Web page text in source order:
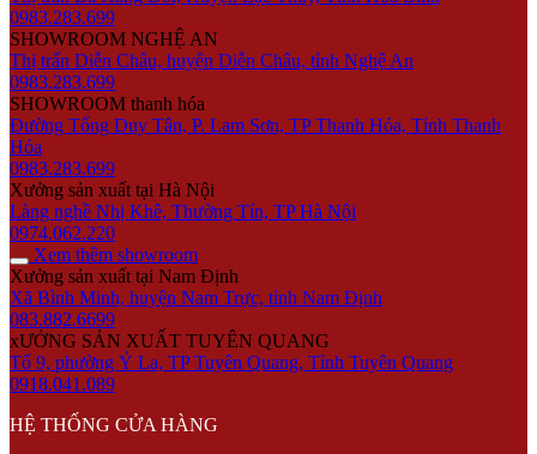
0983.283.699
SHOWROOM NGHỆ AN
Thị trấn Diễn Châu, huyện Diễn Châu, tỉnh Nghệ An
0983.283.699
SHOWROOM thanh hóa
Đường Tống Duy Tân, P. Lam Sơn, TP Thanh Hóa, Tỉnh Thanh
Hóa
0983.283.699
Xưởng sản xuất tại Hà Nội
Làng nghề Nhị Khê, Thường Tín, TP Hà Nội
0974.062.220
Xem thêm showroom
Xưởng sản xuất tại Nam Định
Xã Bình Minh, huyện Nam Trực, tỉnh Nam Định
083.882.6699
xƯỞNG SẢN XUẤT TUYÊN QUANG
Tổ 9, phường Ỷ La, TP Tuyên Quang, Tỉnh Tuyên Quang
0918.041.089
HỆ THỐNG CỬA HÀNG